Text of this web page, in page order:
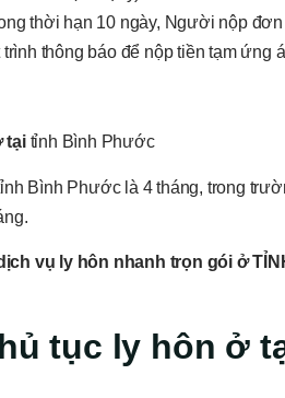
thời hạn 10 ngày, Người nộp đơn
thông báo để nộp tiền tạm ứng
tại tỉnh Bình Phước
Bình Phước là 4 tháng, trong
vụ ly hôn nhanh trọn gói ở
tục ly hôn ở